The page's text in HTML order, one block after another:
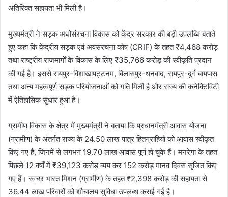
अतिरिक्त सहायता भी मिली है।
मुख्यमंत्री ने सड़क अधोसंरचना विकास को केंद्र सरकार की बड़ी उपलब्धि बताते
हुए कहा कि केंद्रीय सड़क एवं अवसंरचना कोष (CRIF) के तहत ₹4,468 करोड़
तथा राष्ट्रीय राजमार्गों के विकास के लिए ₹35,766 करोड़ की स्वीकृति प्रदान
की गई है। इससे रायपुर-विशाखापट्टनम, बिलासपुर-धनबाद, रायपुर-दुर्ग बायपास
तथा अन्य महत्वपूर्ण सड़क परियोजनाओं को गति मिली है और राज्य की कनेक्टिविटी
में ऐतिहासिक सुधार हुआ है।
ग्रामीण विकास के क्षेत्र में मुख्यमंत्री ने बताया कि प्रधानमंत्री आवास योजना
(ग्रामीण) के अंतर्गत राज्य के 24.50 लाख पात्र हितग्राहियों को आवास स्वीकृत
किए गए हैं, जिनमें से लगभग 19.70 लाख आवास पूर्ण हो चुके हैं। मनरेगा के तहत
पिछले 12 वर्षों में ₹39,123 करोड़ व्यय कर 152 करोड़ मानव दिवस सृजित किए
गए हैं। स्वच्छ भारत मिशन (ग्रामीण) के तहत ₹2,398 करोड़ की सहायता से
36.44 लाख परिवारों को शौचालय सुविधा उपलब्ध कराई गई है।